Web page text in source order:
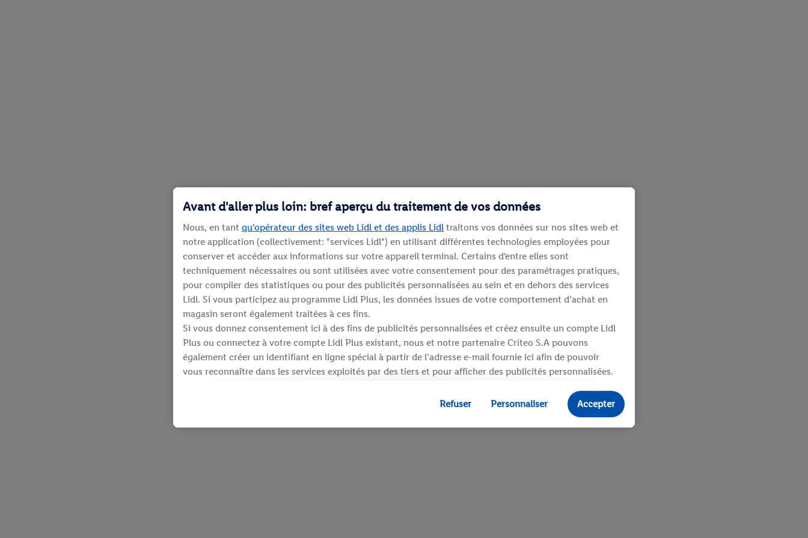
Avant d'aller plus loin: bref aperçu du traitement de vos données
Nous, en tant qu’opérateur des sites web Lidl et des applis Lidl traitons vos données sur nos sites web et
notre application (collectivement: "services Lidl") en utilisant différentes technologies employées pour
conserver et accéder aux informations sur votre appareil terminal. Certains d'entre elles sont
techniquement nécessaires ou sont utilisées avec votre consentement pour des paramétrages pratiques,
pour compiler des statistiques ou pour des publicités personnalisées au sein et en dehors des services
Lidl. Si vous participez au programme Lidl Plus, les données issues de votre comportement d’achat en
magasin seront également traitées à ces fins.
Si vous donnez consentement ici à des fins de publicités personnalisées et créez ensuite un compte Lidl
Plus ou connectez à votre compte Lidl Plus existant, nous et notre partenaire Criteo S.A pouvons
également créer un identifiant en ligne spécial à partir de l’adresse e-mail fournie ici afin de pouvoir
vous reconnaître dans les services exploités par des tiers et pour afficher des publicités personnalisées.
identifiants qui vous sont attribués et dont dispose Criteo S.A.
Sous réserve de votre accord, les publicités liées au reciblage, c’est-à-dire des publicités pour des
produits pour lesquels vous avez montré de l’intérêt (par exemple en plaçant le produit dans un panier
Refuser Personnaliser Accepter